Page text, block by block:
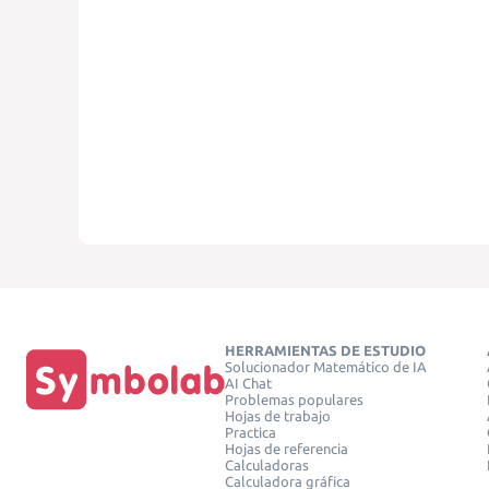
HERRAMIENTAS DE ESTUDIO
Solucionador Matemático de IA
AI Chat
Problemas populares
Hojas de trabajo
Practica
Hojas de referencia
Calculadoras
Calculadora gráfica